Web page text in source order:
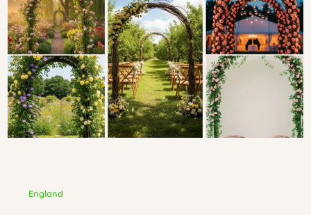
England